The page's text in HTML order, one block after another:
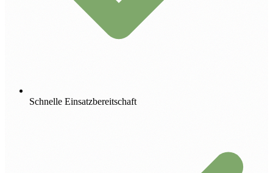
Schnelle Einsatzbereitschaft